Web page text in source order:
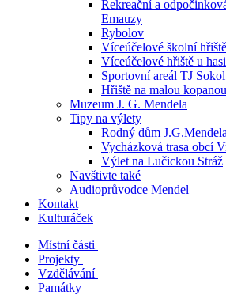
Rekreační a
Emauzy
Rybolov
Víceúčelové školní hřiště
Víceúčelové hřiště u
Sportovní areál TJ Sokol
Hřiště na malou
Muzeum J. G. Mendela
Tipy na výlety
Rodný dům J.G.Mendela
Vycházková trasa obcí
Výlet na Lučickou Stráž
Navštivte také
Audioprůvodce Mendel
Kontakt
Kulturáček
Místní části
Projekty
Vzdělávání
Památky